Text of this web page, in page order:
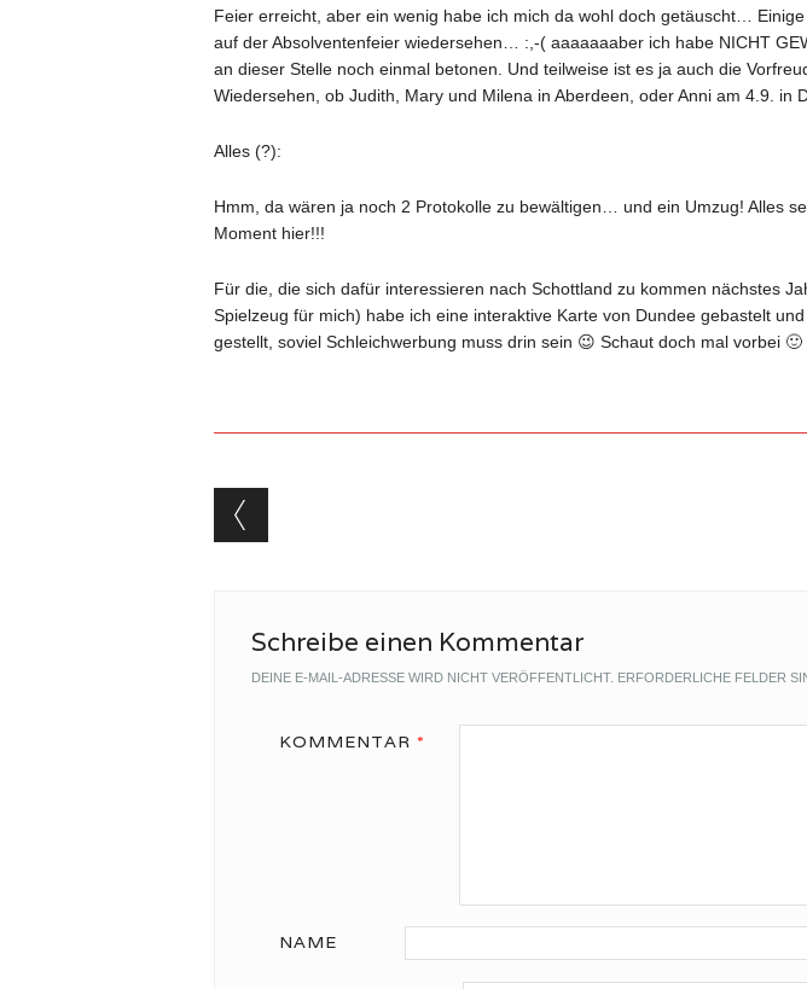
Feier erreicht, aber ein wenig habe ich mich da wohl doch getäuscht…
auf der Absolventenfeier wiedersehen… :,-( aaaaaaaber ich habe NICHT
an dieser Stelle noch einmal betonen. Und teilweise ist es ja auch die
Wiedersehen, ob Judith, Mary und Milena in Aberdeen, oder Anni am 4.9. in
Alles (?):
Hmm, da wären ja noch 2 Protokolle zu bewältigen… und ein Umzug! Alles
Moment hier!!!
Für die, die sich dafür interessieren nach Schottland zu kommen nächstes
Spielzeug für mich) habe ich eine interaktive Karte von Dundee gebastelt
gestellt, soviel Schleichwerbung muss drin sein 😉 Schaut doch mal vorbei 🙂
Beitragsnavigation
Schreibe einen Kommentar
DEINE E-MAIL-ADRESSE WIRD NICHT VERÖFFENTLICHT. ERFORDERLICHE FELDER
KOMMENTAR *
NAME